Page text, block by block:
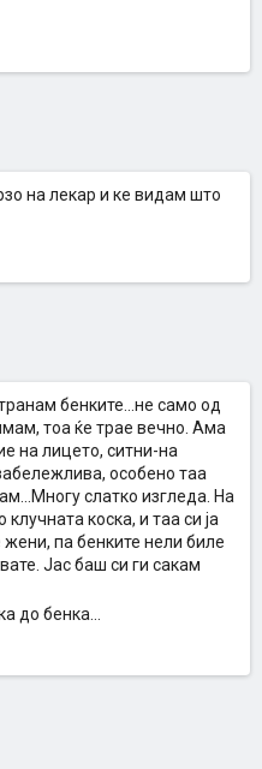
на лекар и ке видам што
бенките...не само од
тоа ќе трае вечно. Ама
на лицето, ситни-на
особено таа
слатко изгледа. На
коска, и таа си ја
па бенките нели биле
Јас баш си ги сакам
до бенка...